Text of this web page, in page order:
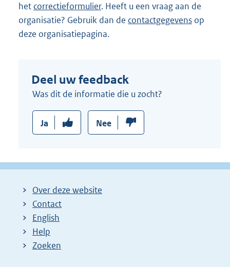
:
het correctieformulier. Heeft u een vraag aan de
organisatie? Gebruik dan de contactgegevens op
deze organisatiepagina.
Deel uw feedback
Was dit de informatie die u zocht?
Ja Nee
Over deze website
Contact
English
Help
Zoeken